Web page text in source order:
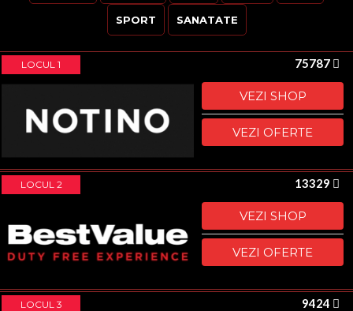
SPORT SANATATE
LOCUL 1 75787
VEZI SHOP
VEZI OFERTE
LOCUL 2 13329
VEZI SHOP
VEZI OFERTE
LOCUL 3 9424